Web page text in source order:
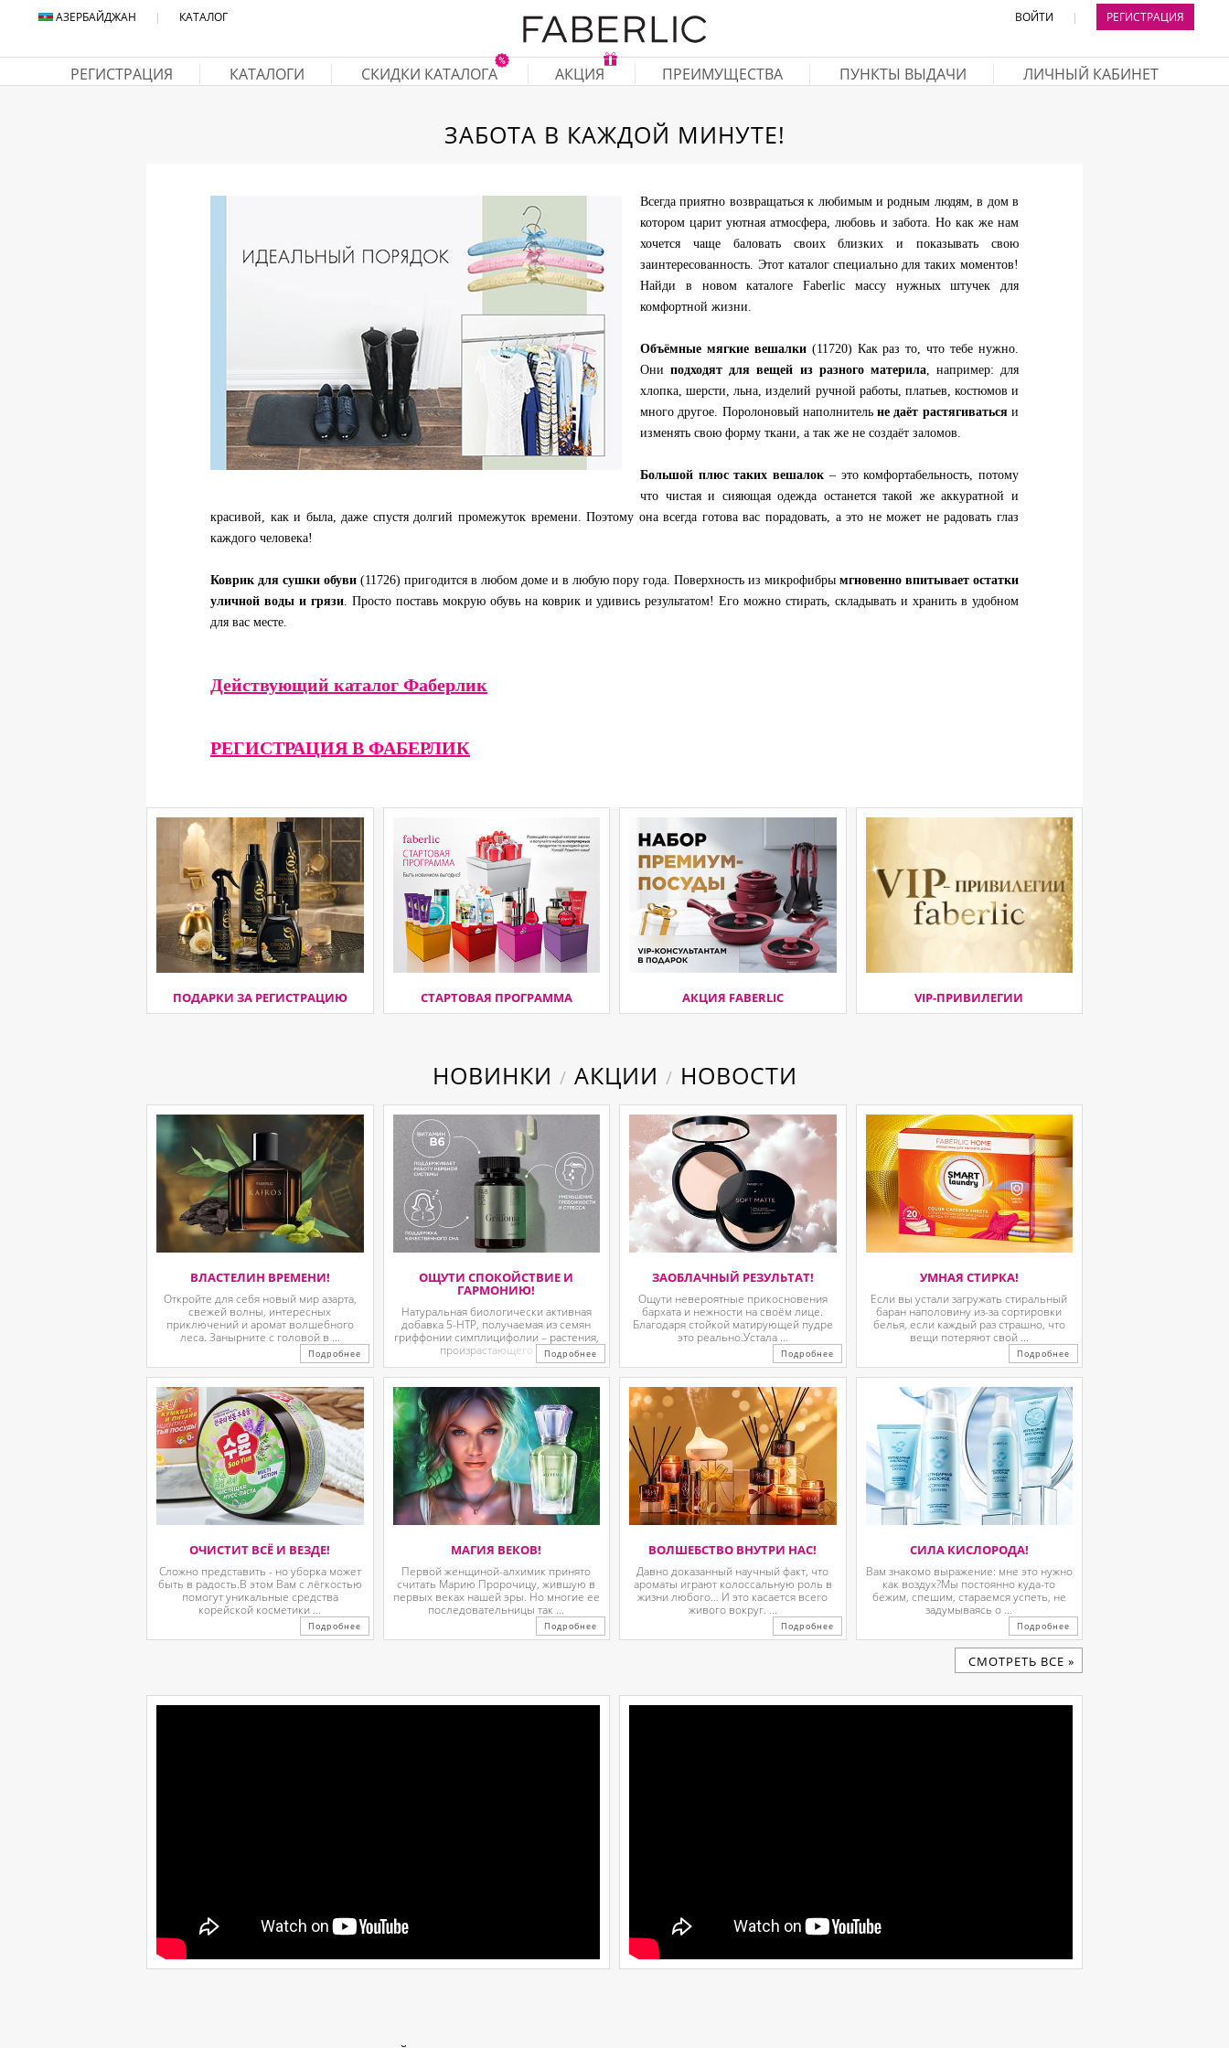
АЗЕРБАЙДЖАН | КАТАЛОГ ВОЙТИ | РЕГИСТРАЦИЯ
РЕГИСТРАЦИЯ КАТАЛОГИ СКИДКИ КАТАЛОГА АКЦИЯ ПРЕИМУЩЕСТВА ПУНКТЫ ВЫДАЧИ ЛИЧНЫЙ КАБИНЕТ
ЗАБОТА В КАЖДОЙ МИНУТЕ!
Всегда приятно возвращаться к любимым и родным людям, в дом в
котором царит уютная атмосфера, любовь и забота. Но как же нам
хочется чаще баловать своих близких и показывать свою
заинтересованность. Этот каталог специально для таких моментов!
Найди в новом каталоге Faberlic массу нужных штучек для
комфортной жизни.
Объёмные мягкие вешалки(11720) Как раз то, что тебе нужно.
Ониподходят для вещей из разного материла, например: для
хлопка, шерсти, льна, изделий ручной работы, платьев, костюмов и
много другое. Поролоновый наполнительне даёт растягиватьсяи
изменять свою форму ткани, а так же не создаёт заломов.
Большой плюс таких вешалок – это комфортабельность, потому
что чистая и сияющая одежда останется такой же аккуратной и
красивой, как и была, даже спустя долгий промежуток времени. Поэтому она всегда готова вас порадовать, а это не может не радовать глаз
каждого человека!
Коврик для сушки обуви (11726) пригодится в любом доме и в любую пору года. Поверхность из микрофибры мгновенно впитывает остатки
уличной воды и грязи. Просто поставь мокрую обувь на коврик и удивись результатом! Его можно стирать, складывать и хранить в удобном
для вас месте.
Действующий каталог Фаберлик
РЕГИСТРАЦИЯ В ФАБЕРЛИК
ПОДАРКИ ЗА РЕГИСТРАЦИЮ СТАРТОВАЯ ПРОГРАММА АКЦИЯ FABERLIC VIP-ПРИВИЛЕГИИ
НОВИНКИ / АКЦИИ / НОВОСТИ
ВЛАСТЕЛИН ВРЕМЕНИ!
Откройте для себя новый мир азарта,
свежей волны, интересных
приключений и аромат волшебного
леса. Занырните с головой в ...
Подробнее
ОЩУТИ СПОКОЙСТВИЕ И
ГАРМОНИЮ!
Натуральная биологически активная
добавка 5-HTP, получаемая из семян
гриффонии симплицифолии – растения,
произрастающего в ...Подробнее
ЗАОБЛАЧНЫЙ РЕЗУЛЬТАТ!
Ощути невероятные прикосновения
бархата и нежности на своём лице.
Благодаря стойкой матирующей пудре
это реально.Устала ...
Подробнее
УМНАЯ СТИРКА!
Если вы устали загружать стиральный
баран наполовину из-за сортировки
белья, если каждый раз страшно, что
вещи потеряют свой ...
Подробнее
ОЧИСТИТ ВСЁ И ВЕЗДЕ!
Сложно представить - но уборка может
быть в радость.В этом Вам с лёгкостью
помогут уникальные средства
корейской косметики ...
Подробнее
МАГИЯ ВЕКОВ!
Первой женщиной-алхимик принято
считать Марию Пророчицу, жившую в
первых веках нашей эры. Но многие ее
последовательницы так ...
Подробнее
ВОЛШЕБСТВО ВНУТРИ НАС!
Давно доказанный научный факт, что
ароматы играют колоссальную роль в
жизни любого… И это касается всего
живого вокруг. ...
Подробнее
СИЛА КИСЛОРОДА!
Вам знакомо выражение: мне это нужно
как воздух?Мы постоянно куда-то
бежим, спешим, стараемся успеть, не
задумываясь о ...
Подробнее
CМОТРЕТЬ ВСЕ »